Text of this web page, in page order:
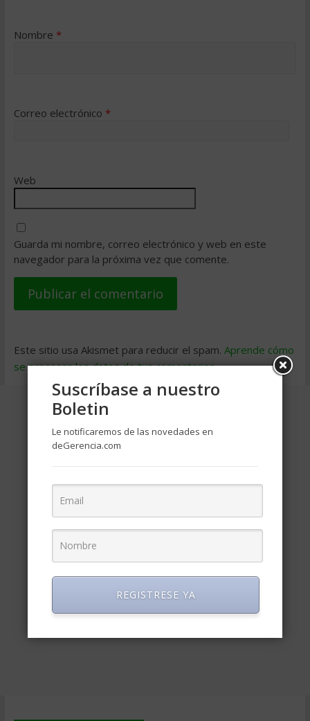
Nombre *
Correo electrónico *
Web
Guarda mi nombre, correo electrónico y web en este
navegador para la próxima vez que comente.
Este sitio usa Akismet para reducir el spam. Aprende cómo
se procesan los datos de tus comentarios.
Suscríbase a nuestro
Boletin
Le notificaremos de las novedades en
deGerencia.com
REGISTRESE YA